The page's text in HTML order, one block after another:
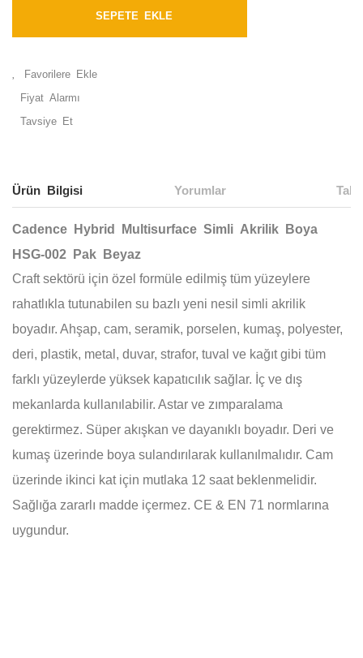
SEPETE EKLE
Fiyat Alarmı
Tavsiye Et
Ürün Bilgisi Yorumlar
Cadence Hybrid Multisurface Simli Akrilik Boya
HSG-002 Pak Beyaz
Craft sektörü için özel formüle edilmiş tüm yüzeylere
rahatlıkla tutunabilen su bazlı yeni nesil simli akrilik
boyadır. Ahşap, cam, seramik, porselen, kumaş, polyester,
deri, plastik, metal, duvar, strafor, tuval ve kağıt gibi tüm
farklı yüzeylerde yüksek kapatıcılık sağlar. İç ve dış
mekanlarda kullanılabilir. Astar ve zımparalama
gerektirmez. Süper akışkan ve dayanıklı boyadır. Deri ve
kumaş üzerinde boya sulandırılarak kullanılmalıdır. Cam
üzerinde ikinci kat için mutlaka 12 saat beklenmelidir.
Sağlığa zararlı madde içermez. CE & EN 71 normlarına
uygundur.